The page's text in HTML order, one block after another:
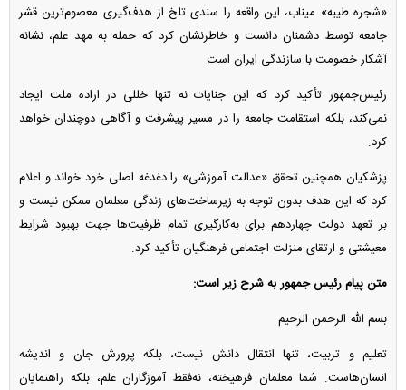
«شجره طیبه» میناب، این واقعه را سندی تلخ از هدف‌گیری معصوم‌ترین قشر
جامعه توسط دشمنان دانست و خاطرنشان کرد که حمله به مهد علم، نشانه
آشکار خصومت با سازندگی ایران است.
رئیس‌جمهور تأکید کرد که این جنایات نه تنها خللی در اراده ملت ایجاد
نمی‌کند، بلکه استقامت جامعه را در مسیر پیشرفت و آگاهی دوچندان خواهد
کرد.
پزشکیان همچنین تحقق «عدالت آموزشی» را دغدغه اصلی خود خواند و اعلام
کرد که این هدف بدون توجه به زیرساخت‌های زندگی معلمان ممکن نیست و
بر تعهد دولت چهاردهم برای به‌کارگیری تمام ظرفیت‌ها جهت بهبود شرایط
معیشتی و ارتقای منزلت اجتماعی فرهنگیان تأکید کرد.
متن پیام رئیس جمهور به شرح زیر است:
بسم الله الرحمن الرحیم
تعلیم و تربیت، تنها انتقال دانش نیست، بلکه پرورش جان و اندیشه
انسان‌هاست. شما معلمان فرهیخته، نه‌فقط آموزگاران علم، بلکه راهنمایان